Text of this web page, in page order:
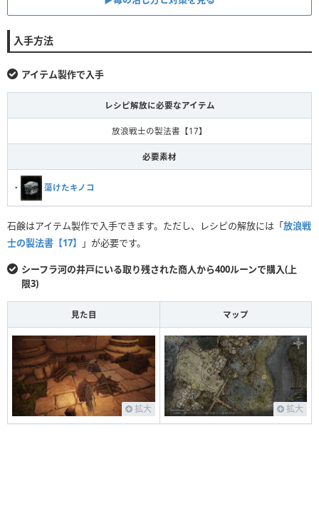
入手方法
アイテム製作で入手
レシピ解放に必要なアイテム
放浪戦士の製法書【17】
必要素材
・ 蕩けたキノコ
石鹸はアイテム製作で入手できます。ただし、レシピの解放には「放浪戦
士の製法書【17】
」が必要です。
シーフラ河の井戸にいる取り残された商人から400ルーンで購入(上
限3)
見た目 マップ
拡大 拡大